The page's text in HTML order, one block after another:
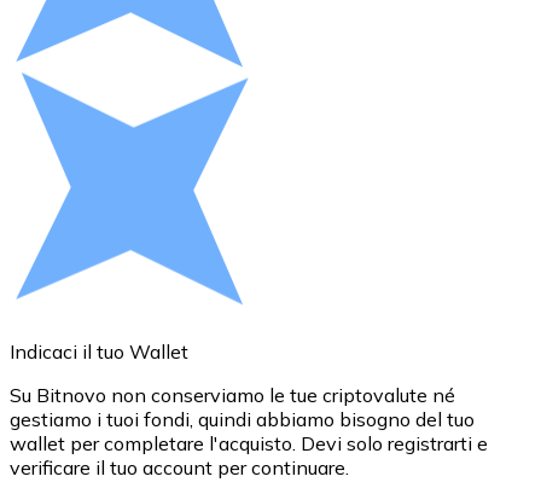
Acquista criptovalute in contanti e altri mezzi di
Acquista con contanti
Bonifico SEPA
Aggiungi fondi al tuo conto Bitnovo o fai acquisti
Acquista con bonifico bancario
Carta di credito / debito
Usa le carte Visa e Mastercard per acquistare
Acquista con carta
Negozio - Carte regalo
Nuovo
Acquista gift card dei tuoi marchi preferiti con
Indicaci il tuo Wallet
Su Bitnovo non conserviamo le tue criptovalute né
gestiamo i tuoi fondi, quindi abbiamo bisogno del tuo
wallet per completare l'acquisto. Devi solo registrarti e
verificare il tuo account per continuare.